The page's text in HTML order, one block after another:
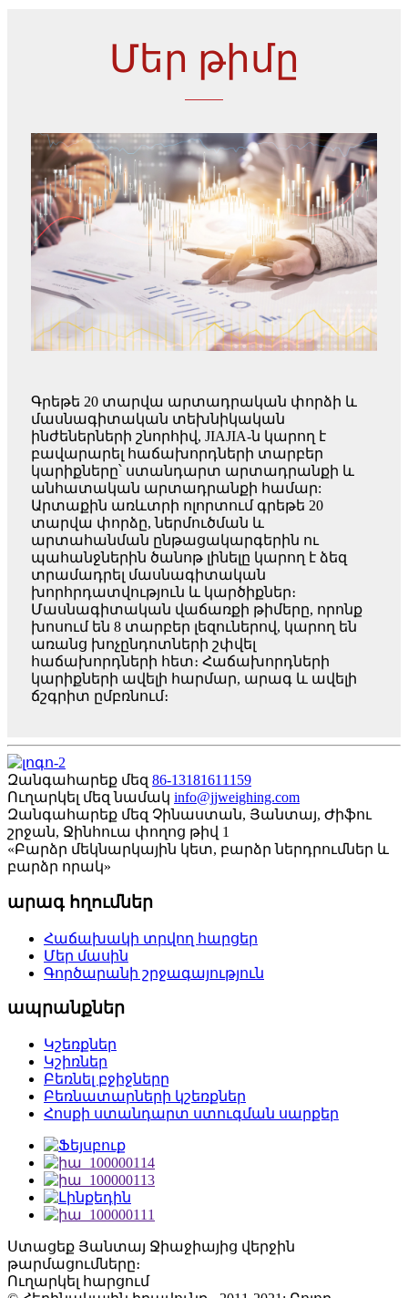
Մեր թիմը
Գրեթե 20 տարվա արտադրական փորձի և
մասնագիտական ​​​​տեխնիկական
ինժեներների շնորհիվ, JIAJIA-ն կարող է
բավարարել հաճախորդների տարբեր
կարիքները՝ ստանդարտ արտադրանքի և
անհատական ​​​​արտադրանքի համար:
Արտաքին առևտրի ոլորտում գրեթե 20
տարվա փորձը, ներմուծման և
արտահանման ընթացակարգերին ու
պահանջներին ծանոթ լինելը կարող է ձեզ
տրամադրել մասնագիտական ​​
խորհրդատվություն և կարծիքներ։
Մասնագիտական ​​վաճառքի թիմերը, որոնք
խոսում են 8 տարբեր լեզուներով, կարող են
առանց խոչընդոտների շփվել
հաճախորդների հետ։ Հաճախորդների
կարիքների ավելի հարմար, արագ և ավելի
ճշգրիտ ըմբռնում։
Զանգահարեք մեզ 86-13181611159
Ուղարկել մեզ նամակ info@jjweighing.com
Զանգահարեք մեզ Չինաստան, Յանտայ, Ժիֆու
շրջան, Ջինհուա փողոց թիվ 1
«Բարձր մեկնարկային կետ, բարձր ներդրումներ և
բարձր որակ»
արագ հղումներ
Հաճախակի տրվող հարցեր
Մեր մասին
Գործարանի շրջագայություն
ապրանքներ
Կշեռքներ
Կշիռներ
Բեռնել բջիջները
Բեռնատարների կշեռքներ
Հոսքի ստանդարտ ստուգման սարքեր
Ստացեք Յանտայ Ջիաջիայից վերջին
թարմացումները։
Ուղարկել հարցում